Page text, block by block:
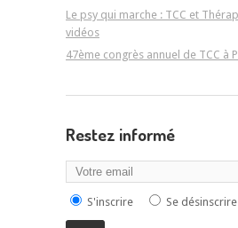
Le psy qui marche : TCC et
vidéos
47ème congrès annuel de TCC à
Restez informé
S'inscrire Se désinscrire